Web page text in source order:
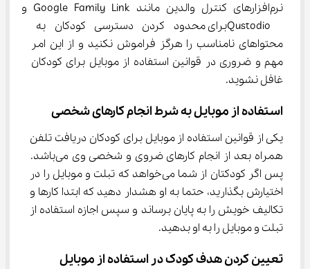
نرم‌افزارهای کنترل والدین مانند Google Family Link و
Qustodioبرای محدود کردن دسترسی کودکان به
محتواهای نامناسب را هرگز فراموش نکنید و از این امر
مهم و ضروری در قوانین استفاده از موبایل برای کودکان
غافل نشوید.
استفاده از موبایل به شرط انجام کارهای شخصی
یکی از قوانین استفاده از موبایل برای کودکان دریافت تلفن
همراه بعد از انجام کارهای ضروی و شخصی وی می‌باشد.
پس اگر کودکتان از شما می‌خواهد که تبلت و موبایل را در
اختیارش بگذارید، حتما به او هشدار دهید که ابتدا کارها و
تکالیف خویش را به پایان برساند و سپس اجازه استفاده از
تبلت و موبایل را به او بدهید.
تعیین کردن هدف کودک در استفاده از موبایل